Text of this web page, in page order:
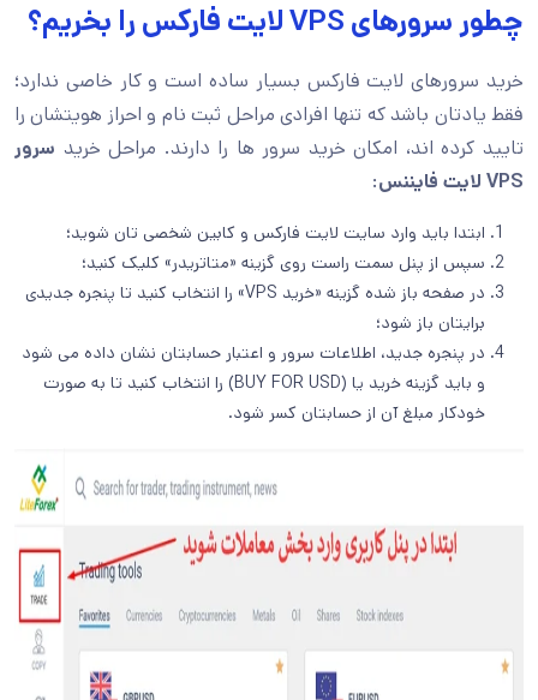
چطور سرورهای VPS لایت فارکس را بخریم؟
خرید سرورهای لایت فارکس بسیار ساده است و کار خاصی ندارد؛
فقط یادتان باشد که تنها افرادی مراحل ثبت نام و احراز هویتشان را
تایید کرده اند، امکان خرید سرور ها را دارند. مراحل خرید سرور
VPS لایت فایننس
:
ابتدا باید وارد سایت لایت فارکس و کابین شخصی تان شوید؛
سپس از پنل سمت راست روی گزینه «متاتریدر» کلیک کنید؛
در صفحه باز شده گزینه «خرید VPS» را انتخاب کنید تا پنجره جدیدی
برایتان باز شود؛
در پنجره جدید، اطلاعات سرور و اعتبار حسابتان نشان داده می شود
و باید گزینه خرید یا (BUY FOR USD) را انتخاب کنید تا به صورت
خودکار مبلغ آن از حسابتان کسر شود.